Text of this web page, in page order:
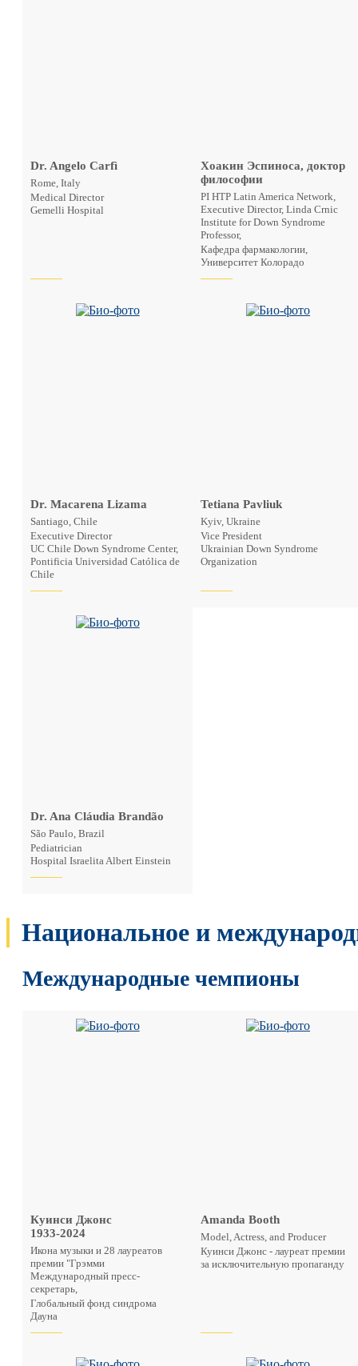
Dr. Angelo Carfì
Rome, Italy
Medical Director
Gemelli Hospital
Хоакин Эспиноса, доктор
философии
PI HTP Latin America Network,
Executive Director, Linda Crnic
Institute for Down Syndrome
Professor,
Кафедра фармакологии,
Университет Колорадо
Dr. Macarena Lizama
Santiago, Chile
Executive Director
UC Chile Down Syndrome Center,
Pontificia Universidad Católica de
Chile
Tetiana Pavliuk
Kyiv, Ukraine
Vice President
Ukrainian Down Syndrome
Organization
Dr. Ana Cláudia Brandão
São Paulo, Brazil
Pediatrician
Hospital Israelita Albert Einstein
Национальное и
Международные чемпионы
Куинси Джонс
1933-2024
Икона музыки и 28 лауреатов
премии "Грэмми
Международный пресс-
секретарь,
Глобальный фонд синдрома
Дауна
Amanda Booth
Model, Actress, and Producer
Куинси Джонс - лауреат премии
за исключительную пропаганду